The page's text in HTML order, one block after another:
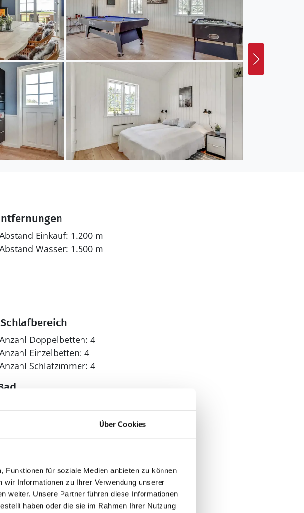
Über Cookies
Funktionen für soziale Medien anbieten zu können
Informationen zu Ihrer Verwendung unserer
weiter. Unsere Partner führen diese Informationen
haben oder die sie im Rahmen Ihrer Nutzung
bis zu 3 Jahren. Die Ferienunterkunft hat
erlaubt 2 Haustiere mitzubringen. Die
Fußbodenheizung in allen
ausgestattet. Wäschetrockner.
einen Kaminofen. Für die jüngsten
in Doppelbetten. 4 Schlafplätze in
Ferner steht ein Kinderbett zur
Mindestens 4 dänische
Abstand Einkauf: 1.200 m
Abstand Wasser: 1.500 m
Schlafbereich
Anzahl Doppelbetten: 4
Anzahl Einzelbetten: 4
Anzahl Schlafzimmer: 4
Multimedia
Deutsches Fernsehen
> 3 deutsche Fernsehsender
Internet